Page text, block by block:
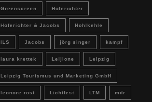
Greenscreen Hoferichter
Hoferichter & Jacobs Hohlkehle
ILS Jacobs jörg singer kampf
laura krettek Leijione Leipzig
Leipzig Tourismus und Marketing GmbH
leonore rost Lichtfest LTM mdr